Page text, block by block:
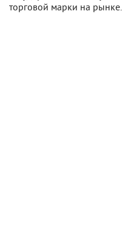
торговой марки на рынке.